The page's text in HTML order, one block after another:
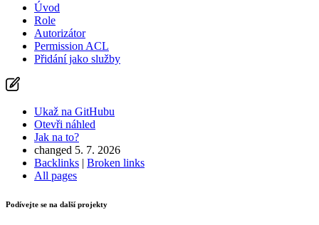
Úvod
Role
Autorizátor
Permission ACL
Přidání jako služby
Ukaž na GitHubu
Otevři náhled
Jak na to?
changed 5. 7. 2026
Backlinks | Broken links
All pages
Podívejte se na další projekty